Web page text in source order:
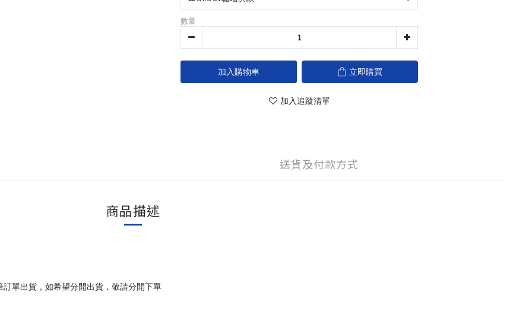
數量
加入購物車 立即購買
加入追蹤清單
送貨及付款方式
商品描述
單出貨，如希望分開出貨，敬請分開下單